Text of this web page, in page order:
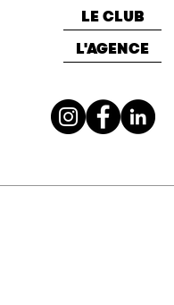
LE CLUB
L'AGENCE